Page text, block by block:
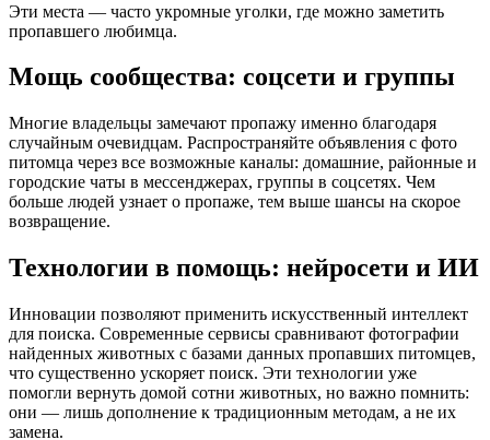
Эти места — часто укромные уголки, где можно заметить
пропавшего любимца.
Мощь сообщества: соцсети и группы
Многие владельцы замечают пропажу именно благодаря
случайным очевидцам. Распространяйте объявления с фото
питомца через все возможные каналы: домашние, районные и
городские чаты в мессенджерах, группы в соцсетях. Чем
больше людей узнает о пропаже, тем выше шансы на скорое
возвращение.
Технологии в помощь: нейросети и ИИ
Инновации позволяют применить искусственный интеллект
для поиска. Современные сервисы сравнивают фотографии
найденных животных с базами данных пропавших питомцев,
что существенно ускоряет поиск. Эти технологии уже
помогли вернуть домой сотни животных, но важно помнить:
они — лишь дополнение к традиционным методам, а не их
замена.